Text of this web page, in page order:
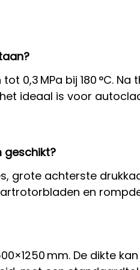
0,3 MPa bij 180 °C. Na
het ideaal is voor
geschikt?
grote achterste
en
mm. De dikte